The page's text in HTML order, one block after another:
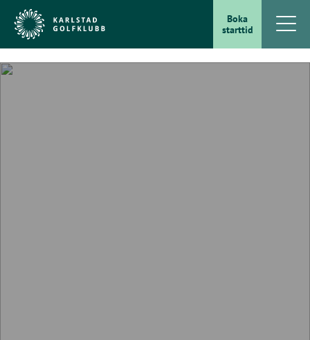
Boka
starttid